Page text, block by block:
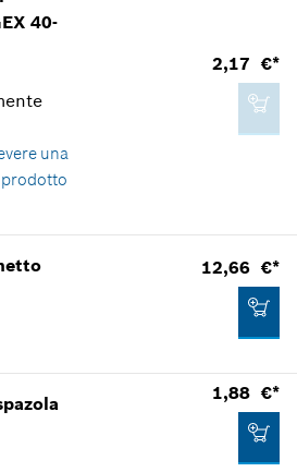
al carrello
13
ricambio
40-
una
2,17 €*
13
di ricambio
ricambio
12,66 €*
di ricambio
1,88 €*